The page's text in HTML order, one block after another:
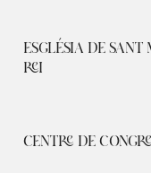
ESGLÉSIA DE SANT
REI
CENTRE DE